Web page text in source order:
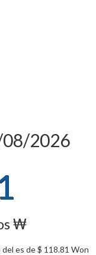
2026
₩
es de $ 118.81 Won